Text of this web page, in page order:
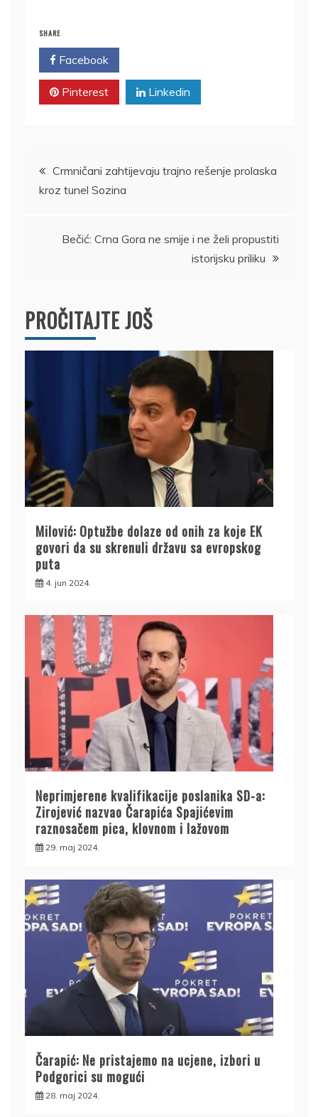
SHARE
Facebook
Pinterest Linkedin
Kretanje
članka
Crmničani zahtijevaju trajno rešenje prolaska
kroz tunel Sozina
Bečić: Crna Gora ne smije i ne želi propustiti
istorijsku priliku
PROČITAJTE JOŠ
Milović: Optužbe dolaze od onih za koje EK
govori da su skrenuli državu sa evropskog
puta
4. jun 2024.
Neprimjerene kvalifikacije poslanika SD-a:
Zirojević nazvao Čarapića Spajićevim
raznosačem pica, klovnom i lažovom
29. maj 2024.
Čarapić: Ne pristajemo na ucjene, izbori u
Podgorici su mogući
28. maj 2024.